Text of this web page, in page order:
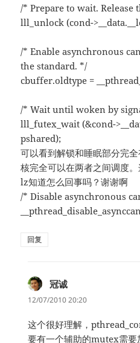
/* Prepare to wait.
lll_unlock (cond-
/* Enable asynchronous
the standard. */
cbuffer.oldtype =
/* Wait until woken by
lll_futex_wait (&cond-
pshared);
可以看到解锁和睡眠部分完
核完全可以在两者之间调度。
lz知道怎么回事吗？谢谢啊
/* Disable asynchronous
回复
冠诚
道：
12/07/2010 20:20
这个很好理解，
要有一个辅助的mutex需